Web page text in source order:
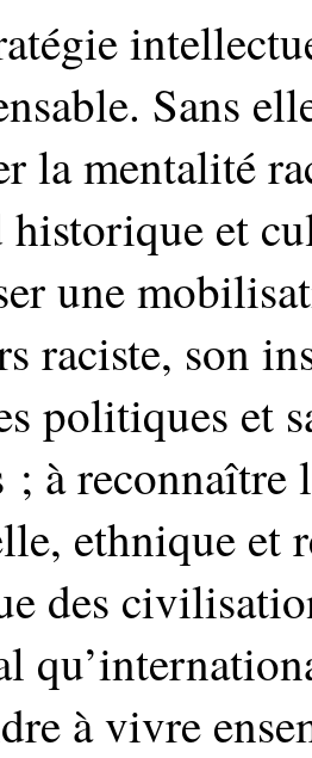
Sans
la mentalité
et
une
raciste, son
politiques et
; à reconnaître
ethnique et
des
à vivre